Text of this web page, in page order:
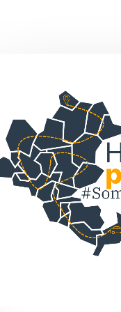
an!“